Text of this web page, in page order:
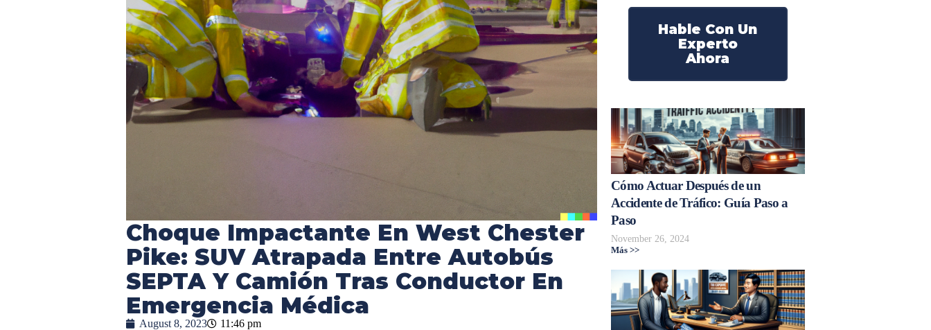
Choque Impactante En West Chester
Pike: SUV Atrapada Entre Autobús
SEPTA Y Camión Tras Conductor En
Emergencia Médica
August 8, 2023 11:46 pm
Hable Con Un
Experto
Ahora
Cómo Actuar Después de un
Accidente de Tráfico: Guía Paso a
Paso
November 26, 2024
Más >>